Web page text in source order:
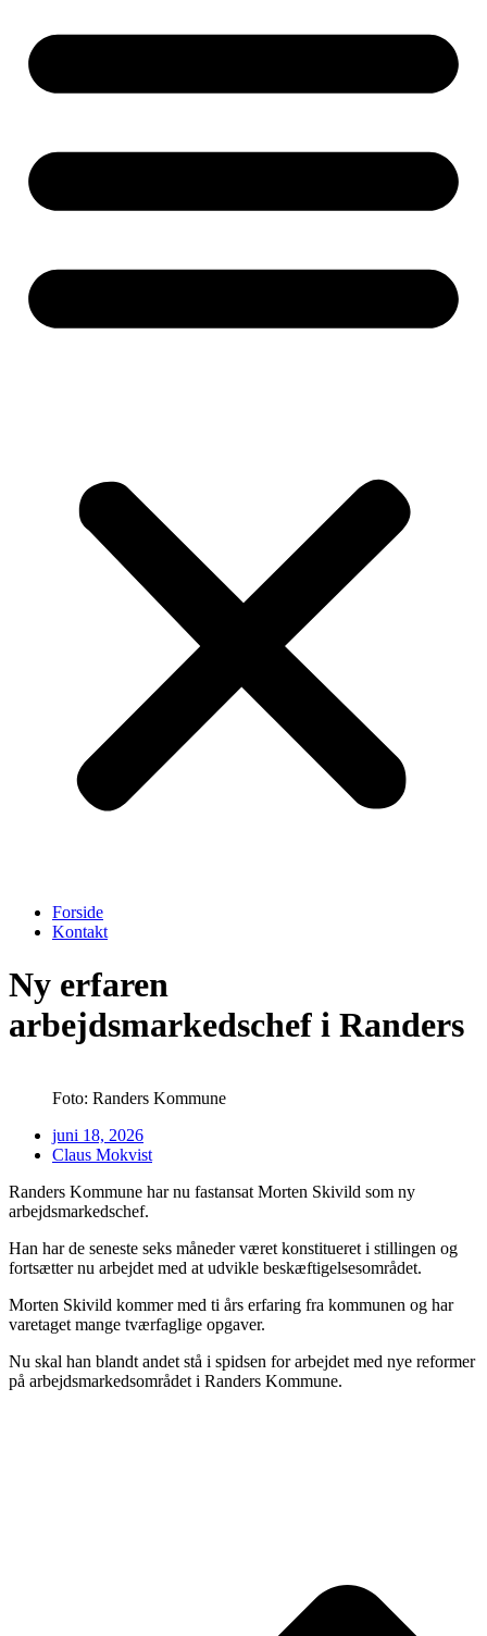
Forside
Kontakt
Ny erfaren
arbejdsmarkedschef i Randers
Foto: Randers Kommune
juni 18, 2026
Claus Mokvist
Randers Kommune har nu fastansat Morten Skivild som ny
arbejdsmarkedschef.
Han har de seneste seks måneder været konstitueret i stillingen og
fortsætter nu arbejdet med at udvikle beskæftigelsesområdet.
Morten Skivild kommer med ti års erfaring fra kommunen og har
varetaget mange tværfaglige opgaver.
Nu skal han blandt andet stå i spidsen for arbejdet med nye reformer
på arbejdsmarkedsområdet i Randers Kommune.